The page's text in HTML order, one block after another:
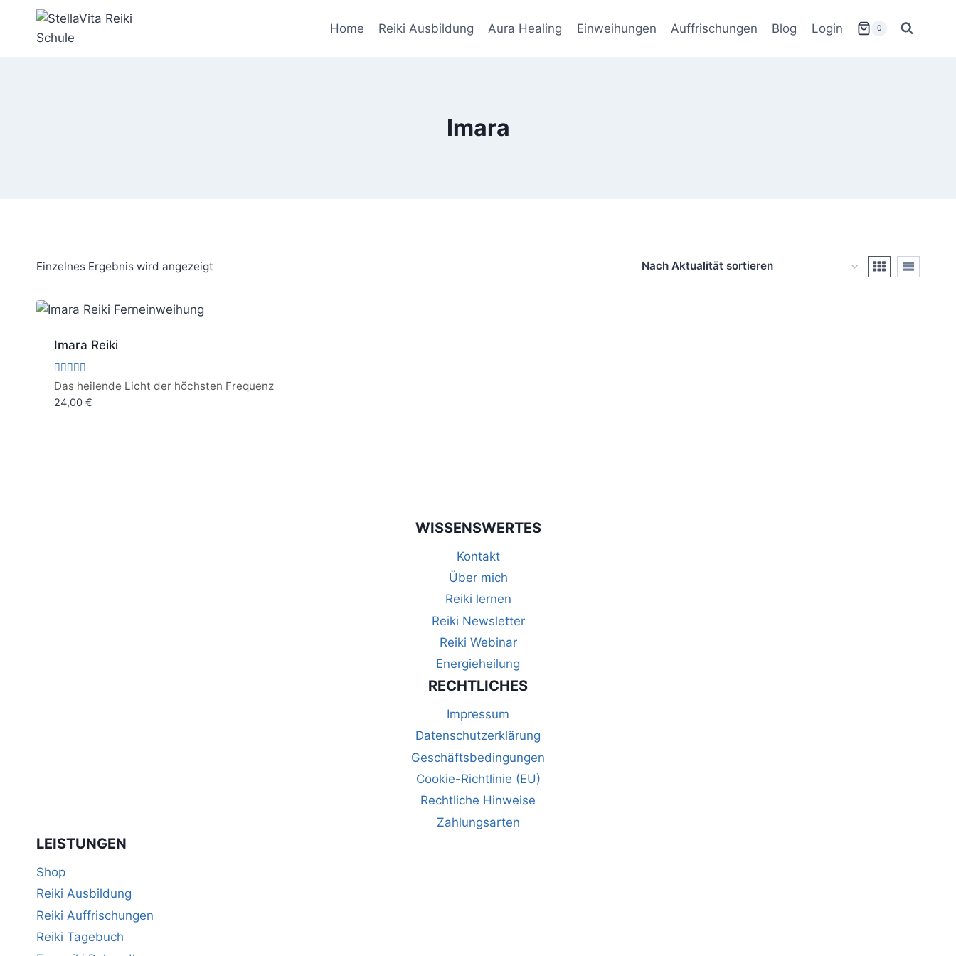
springen
Home Reiki Ausbildung Aura Healing Einweihungen Auffrischungen Blog Login 0
Imara
Einzelnes Ergebnis wird angezeigt
Imara Reiki
Bewertet
mit
5.00
Das heilende Licht der höchsten Frequenz
24,00 €
WISSENSWERTES
Kontakt
Über mich
Reiki lernen
Reiki Newsletter
Reiki Webinar
Energieheilung
RECHTLICHES
Impressum
Datenschutzerklärung
Geschäftsbedingungen
Cookie-Richtlinie (EU)
Rechtliche Hinweise
Zahlungsarten
LEISTUNGEN
Shop
Reiki Ausbildung
Reiki Auffrischungen
Reiki Tagebuch